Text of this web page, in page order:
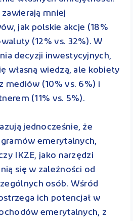
mniej
jak polskie akcje (18%
(12% vs. 32%). W
decyzji inwestycyjnych,
własną wiedzą, ale kobiety
mediów (10% vs. 6%) i
(11% vs. 5%).
jednocześnie, że
emerytalnych,
IKZE, jako narzędzi
się w zależności od
osób. Wśród
ich potencjał w
emerytalnych, z